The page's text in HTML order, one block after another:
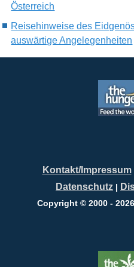
Österreich
Reisehinweise des
auswärtige Angelegenheiten
Kontakt/Impressum
Datenschutz |
Copyright © 2000 -